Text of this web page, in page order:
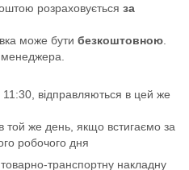
розраховується за
може бути безкоштовною
відправляються в цей же
же день, якщо встигаємо за
робочого дня
транспортну накладну